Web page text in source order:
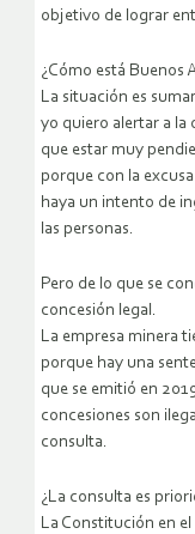
objetivo de lograr
¿Cómo está Buenos
La situación es
yo quiero alertar a la
que estar muy
porque con la
haya un intento de
las personas.
Pero de lo que se
concesión legal.
La empresa minera
porque hay una
que se emitió en
concesiones son
consulta.
¿La consulta es
La Constitución en